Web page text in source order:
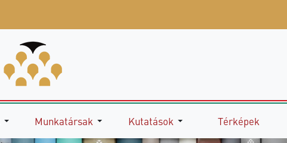
Munkatársak Kutatások Térképek